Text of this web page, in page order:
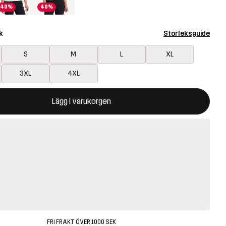
40% 40%
Storleksguide
S M L XL
3XL 4XL
Lägg i varukorgen
att öppna en modal som bekräftar en ny vara i varukorg
FRI FRAKT ÖVER 1000 SEK